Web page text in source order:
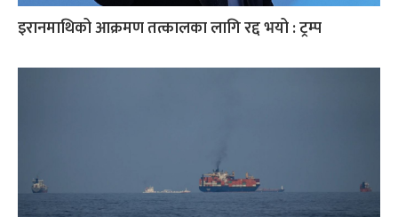
इरानमाथिको आक्रमण तत्कालका लागि रद्द भयो : ट्रम्प